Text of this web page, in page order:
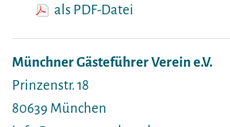
als PDF-Datei
Münchner Gästeführer Verein e.V.
Prinzenstr. 18
80639 München